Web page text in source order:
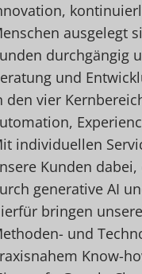
ausgelegt
durchgängig
und
den vier
individuellen
Kunden
generative AI
bringen
und
Know-